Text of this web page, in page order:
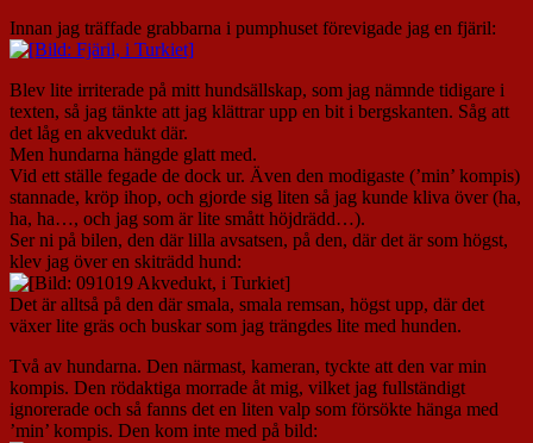
Innan jag träffade grabbarna i pumphuset förevigade jag en fjäril:
Blev lite irriterade på mitt hundsällskap, som jag nämnde tidigare i
texten, så jag tänkte att jag klättrar upp en bit i bergskanten. Såg att
det låg en akvedukt där.
Men hundarna hängde glatt med.
Vid ett ställe fegade de dock ur. Även den modigaste (’min’ kompis)
stannade, kröp ihop, och gjorde sig liten så jag kunde kliva över (ha,
ha, ha…, och jag som är lite smått höjdrädd…).
Ser ni på bilen, den där lilla avsatsen, på den, där det är som högst,
klev jag över en skiträdd hund:
Det är alltså på den där smala, smala remsan, högst upp, där det
växer lite gräs och buskar som jag trängdes lite med hunden.
Två av hundarna. Den närmast, kameran, tyckte att den var min
kompis. Den rödaktiga morrade åt mig, vilket jag fullständigt
ignorerade och så fanns det en liten valp som försökte hänga med
’min’ kompis. Den kom inte med på bild: